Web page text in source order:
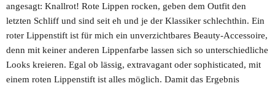
angesagt: Knallrot! Rote Lippen rocken, geben dem Outfit den
letzten Schliff und sind seit eh und je der Klassiker schlechthin. Ein
roter Lippenstift ist für mich ein unverzichtbares Beauty-Accessoire,
denn mit keiner anderen Lippenfarbe lassen sich so unterschiedliche
Looks kreieren. Egal ob lässig, extravagant oder sophisticated, mit
einem roten Lippenstift ist alles möglich. Damit das Ergebnis